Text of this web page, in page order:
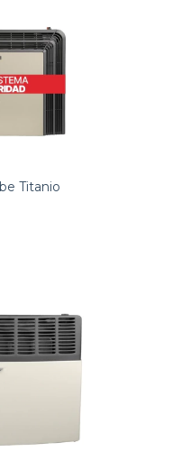
Titanio